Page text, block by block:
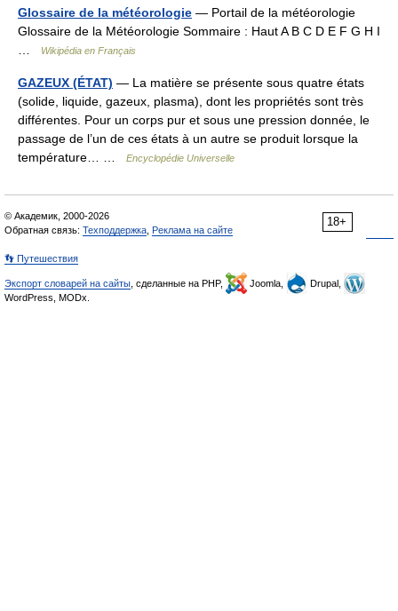
Glossaire de la météorologie — Portail de la météorologie
Glossaire de la Météorologie Sommaire : Haut A B C D E F G H I
Wikipédia en Français
GAZEUX (ÉTAT) — La matière se présente sous quatre états
(solide, liquide, gazeux, plasma), dont les propriétés sont très
différentes. Pour un corps pur et sous une pression donnée, le
passage de l’un de ces états à un autre se produit lorsque la
température… …
Encyclopédie Universelle
18+
© Академик, 2000-2026
Обратная связь: Техподдержка Реклама на сайте
👣 Путешествия
Экспорт словарей на сайты , сделанные на PHP, Joomla,
Drupal,
WordPress, MODx.